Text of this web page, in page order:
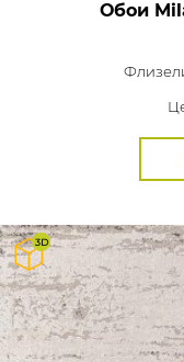
Обои